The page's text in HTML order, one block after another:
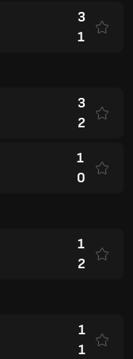
3
1
3
2
1
0
1
2
1
1